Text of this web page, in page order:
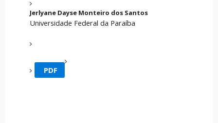
Jerlyane Dayse Monteiro dos Santos
Universidade Federal da Paraíba
PDF